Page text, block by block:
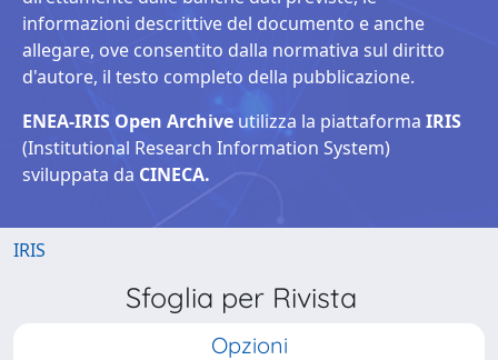
informazioni descrittive del documento e anche
allegare, ove consentito dalla normativa sul diritto
d'autore, il testo completo della pubblicazione.
ENEA-IRIS Open Archive utilizza la piattaforma IRIS
(Institutional Research Information System)
sviluppata da CINECA.
IRIS
Sfoglia per Rivista
Opzioni